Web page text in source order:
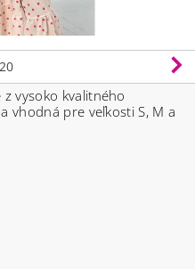
vysoko kvalitného
vhodná pre veľkosti S, M a